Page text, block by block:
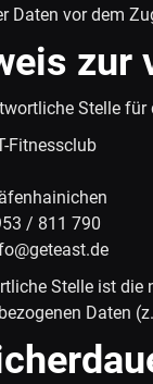
Daten vor dem
zur
Stelle
Fitnessclub
/ 811 790
Stelle ist die
Daten